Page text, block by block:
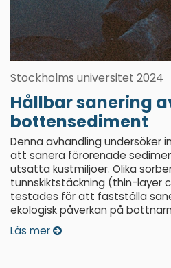
Stockholms universitet 2024
Hållbar sanering
bottensediment
Denna avhandling undersöker
att sanera förorenade
utsatta kustmiljöer. Olika
tunnskiktstäckning (thin-layer
testades för att fastställa
ekologisk påverkan på
Läs mer